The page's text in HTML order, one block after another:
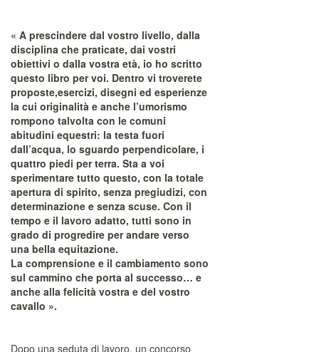
« A prescindere dal vostro livello, dalla
disciplina che praticate, dai vostri
obiettivi o dalla vostra età, io ho scritto
questo libro per voi. Dentro vi troverete
proposte,esercizi, disegni ed esperienze
la cui originalità e anche l’umorismo
rompono talvolta con le comuni
abitudini equestri: la testa fuori
dall’acqua, lo sguardo perpendicolare, i
quattro piedi per terra. Sta a voi
sperimentare tutto questo, con la totale
apertura di spirito, senza pregiudizi, con
determinazione e senza scuse. Con il
tempo e il lavoro adatto, tutti sono in
grado di progredire per andare verso
una bella equitazione.
La comprensione e il cambiamento sono
sul cammino che porta al successo… e
anche alla felicità vostra e del vostro
cavallo ».
Dopo una seduta di lavoro, un concorso